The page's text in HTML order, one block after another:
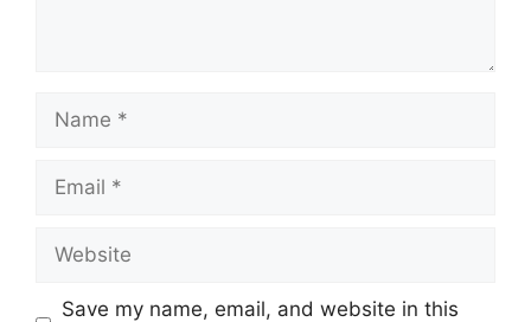
Name
Email
Website
Save my name, email, and website in this